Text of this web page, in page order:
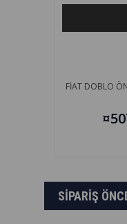
FİAT DOBLO
SİPARİŞ